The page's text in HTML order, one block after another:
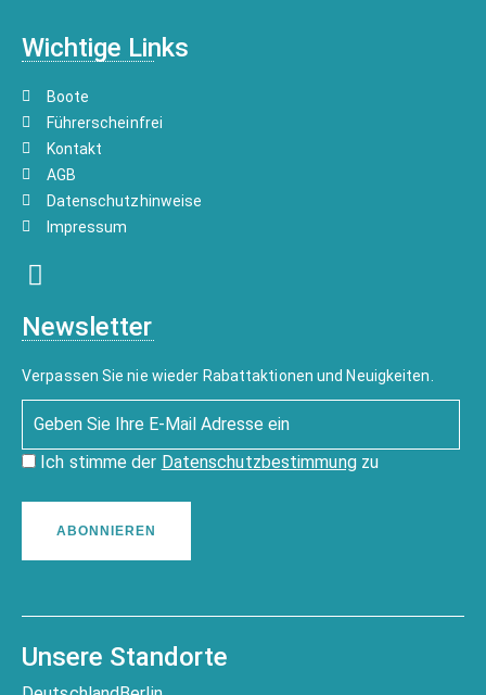
Wichtige Links
Boote
Führerscheinfrei
Kontakt
AGB
Datenschutzhinweise
Impressum
Newsletter
Verpassen Sie nie wieder Rabattaktionen und Neuigkeiten.
Ich stimme der Datenschutzbestimmungzu
ABONNIEREN
Unsere Standorte